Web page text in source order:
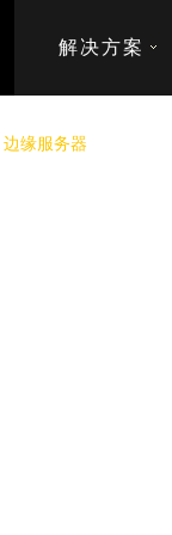
解决方案
边缘服务器